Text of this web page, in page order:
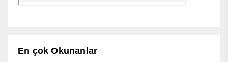
En çok Okunanlar